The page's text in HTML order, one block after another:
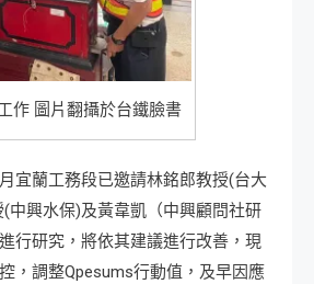
作 圖片翻攝於台鐵臉書
宜蘭工務段已邀請林銘郎教授(台大
中興水保)及黃韋凱（中興顧問社研
行研究，將依其建議進行改善，現
，調整Qpesums行動值，及早因應